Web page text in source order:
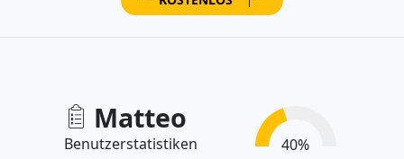
Matteo
Benutzerstatistiken 40%